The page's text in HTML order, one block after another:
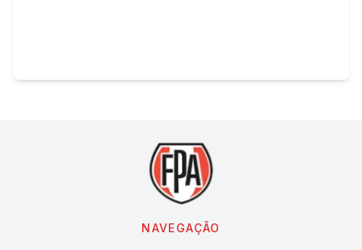
NAVEGAÇÃO